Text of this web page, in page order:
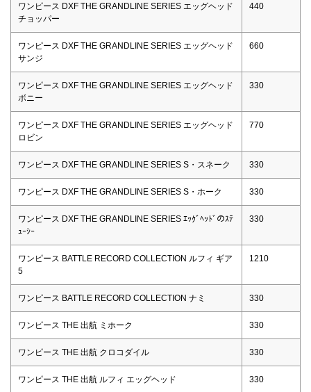
ワンピース DXF THE GRANDLINE SERIES エッグヘッド
チョッパー
440
ワンピース DXF THE GRANDLINE SERIES エッグヘッド
サンジ
660
ワンピース DXF THE GRANDLINE SERIES エッグヘッド
ボニー
330
ワンピース DXF THE GRANDLINE SERIES エッグヘッド
ロビン
770
ワンピース DXF THE GRANDLINE SERIES S・スネーク 330
ワンピース DXF THE GRANDLINE SERIES S・ホーク 330
ワンピース DXF THE GRANDLINE SERIES ｴｯｸﾞﾍｯﾄﾞのｽﾃ
ｭｰｼｰ
330
ワンピース BATTLE RECORD COLLECTION ルフィ ギア
5
1210
ワンピース BATTLE RECORD COLLECTION ナミ 330
ワンピース THE 出航 ミホーク 330
ワンピース THE 出航 クロコダイル 330
ワンピース THE 出航 ルフィ エッグヘッド 330